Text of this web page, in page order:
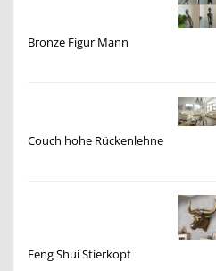
Bronze Figur Mann
Couch hohe Rückenlehne
Feng Shui Stierkopf